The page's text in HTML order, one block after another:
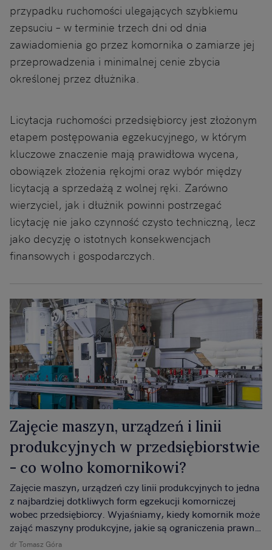
przypadku ruchomości ulegających szybkiemu
zepsuciu – w terminie trzech dni od dnia
zawiadomienia go przez komornika o zamiarze jej
przeprowadzenia i minimalnej cenie zbycia
określonej przez dłużnika.
Licytacja ruchomości przedsiębiorcy jest złożonym
etapem postępowania egzekucyjnego, w którym
kluczowe znaczenie mają prawidłowa wycena,
obowiązek złożenia rękojmi oraz wybór między
licytacją a sprzedażą z wolnej ręki. Zarówno
wierzyciel, jak i dłużnik powinni postrzegać
licytację nie jako czynność czysto techniczną, lecz
jako decyzję o istotnych konsekwencjach
finansowych i gospodarczych.
Zajęcie maszyn, urządzeń i linii
produkcyjnych w przedsiębiorstwie
- co wolno komornikowi?
dr Tomasz Góra
Zajęcie maszyn, urządzeń czy linii produkcyjnych to jedna
z najbardziej dotkliwych form egzekucji komorniczej
wobec przedsiębiorcy. Wyjaśniamy, kiedy komornik może
zająć maszyny produkcyjne, jakie są ograniczenia prawne
i jakie konsekwencje ma takie zajęcie dla firmy i